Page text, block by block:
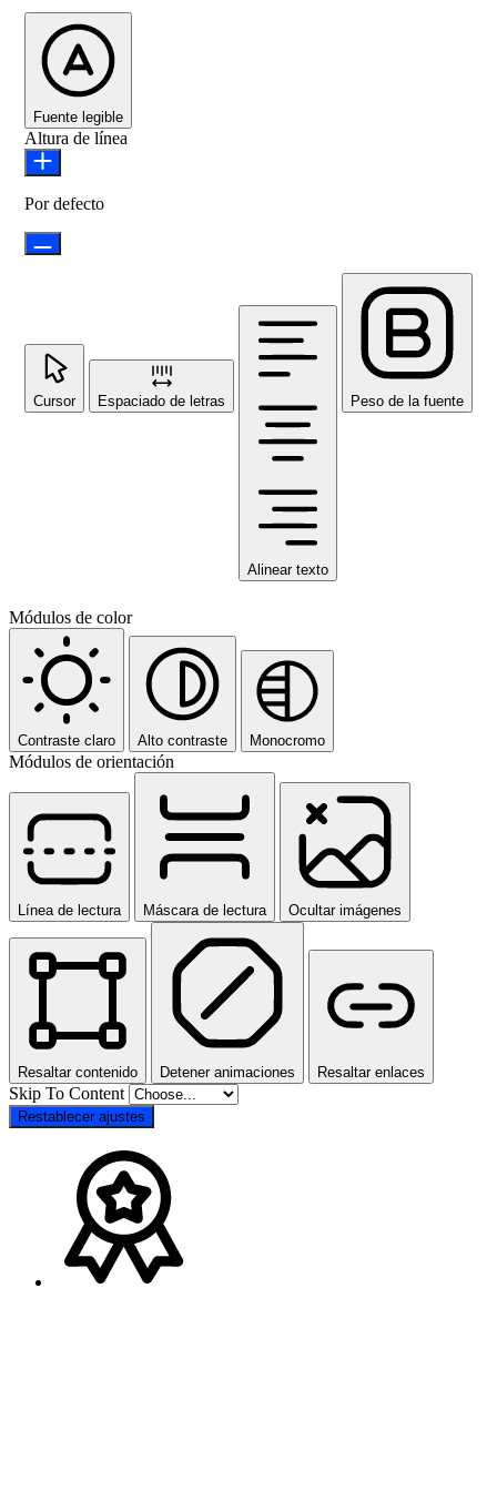
Fuente legible
Altura de línea
Por defecto
Cursor Espaciado de letras
Alinear texto
Peso de la fuente
Módulos de color
Contraste claro Alto contraste Monocromo
Módulos de orientación
Línea de lectura Máscara de lectura Ocultar imágenes
Resaltar contenido Detener animaciones Resaltar enlaces
Skip To Content
Restablecer ajustes